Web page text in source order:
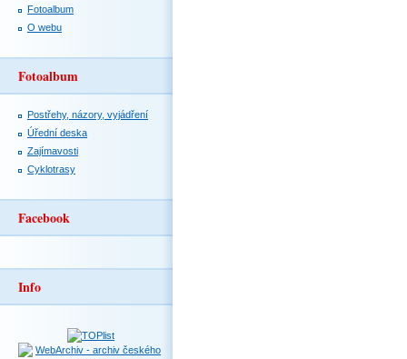
Fotoalbum
O webu
Fotoalbum
Postřehy, názory, vyjádření
Úřední deska
Zajímavosti
Cyklotrasy
Facebook
Info